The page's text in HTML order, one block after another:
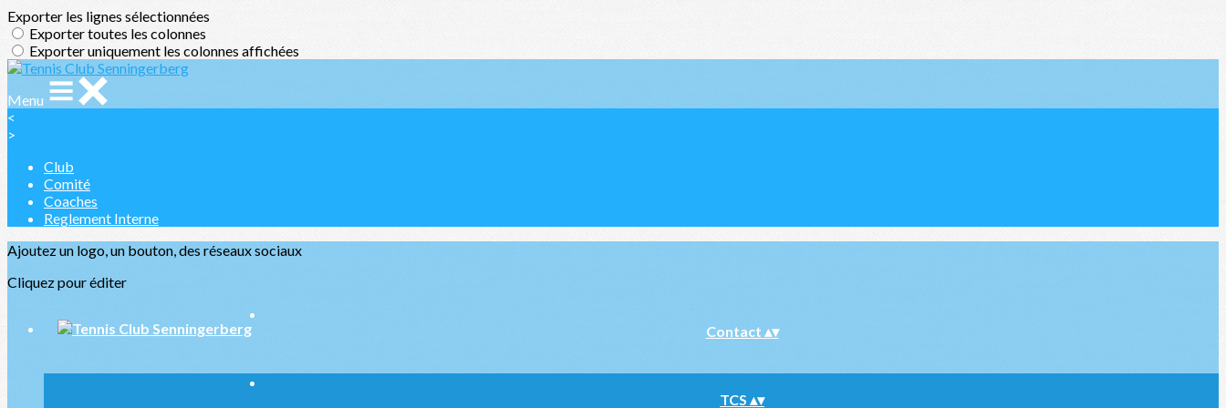
Exporter les lignes sélectionnées
Exporter toutes les colonnes
Exporter uniquement les colonnes affichées
Menu
<
>
Club
Comité
Coaches
Reglement Interne
Ajoutez un logo, un bouton, des réseaux sociaux
Cliquez pour éditer
Contact ▴▾
TCS ▴▾